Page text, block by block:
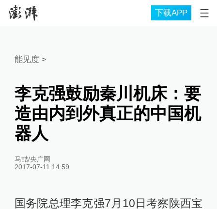
下载APP
能见度 >
李克强鼓励秦川机床：要
造由内到外真正的中国机
器人
马喆/央广网
2017-07-11 14:59
国务院总理李克强7月10日考察陕西宝